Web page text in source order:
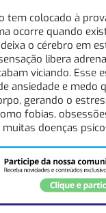
tem colocado à
ocorre quando
o cérebro em
libera
viciando. Esse
ansiedade e medo
gerando o
fobias,
doenças